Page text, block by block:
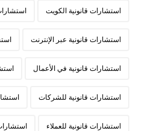
استشارات قانونية الكويت
استشارات قانونية عبر الإنترنت
استشارات قانونية في الأعمال
استشارات قانونية للشركات
استشارات قانونية للعملاء